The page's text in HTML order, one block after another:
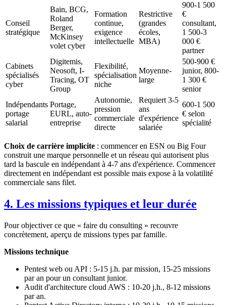
Conseil
stratégique
Bain, BCG,
Roland
Berger,
McKinsey
volet cyber
Formation
continue,
exigence
intellectuelle
Restrictive
(grandes
écoles,
MBA)
900-1 500
€
consultant,
1 500-3
000 €
partner
Cabinets
spécialisés
cyber
Digitemis,
Neosoft, I-
Tracing, OT
Group
Flexibilité,
spécialisation
niche
Moyenne-
large
500-900 €
junior, 800-
1 300 €
senior
Indépendants
portage
salarial
Portage,
EURL, auto-
entreprise
Autonomie,
pression
commerciale
directe
Requiert 3-5
ans
d'expérience
salariée
600-1 500
€ selon
spécialité
Choix de carrière implicite : commencer en ESN ou Big Four
construit une marque personnelle et un réseau qui autorisent plus
tard la bascule en indépendant à 4-7 ans d'expérience. Commencer
directement en indépendant est possible mais expose à la volatilité
commerciale sans filet.
4. Les missions typiques et leur durée
Pour objectiver ce que « faire du consulting » recouvre
concrètement, aperçu de missions types par famille.
Missions technique
Pentest web ou API : 5-15 j.h. par mission, 15-25 missions
par an pour un consultant junior.
Audit d'architecture cloud AWS : 10-20 j.h., 8-12 missions
par an.